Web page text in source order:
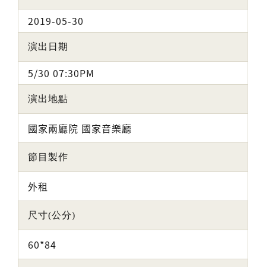
2019-05-30
演出日期
5/30 07:30PM
演出地點
國家兩廳院 國家音樂廳
節目製作
外租
尺寸(公分)
60*84